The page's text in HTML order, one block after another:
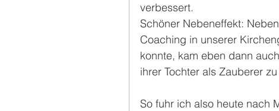
verbessert.
Schöner Nebeneffekt:
Coaching in unserer
konnte, kam eben dann
ihrer Tochter als Zauberer
So fuhr ich also heute nach